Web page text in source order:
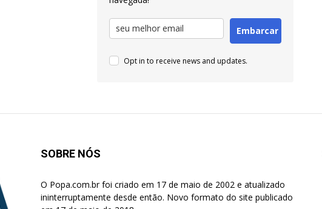
Embarcar
Opt in to receive news and updates.
SOBRE NÓS
O Popa.com.br foi criado em 17 de maio de 2002 e atualizado
ininterruptamente desde então. Novo formato do site publicado